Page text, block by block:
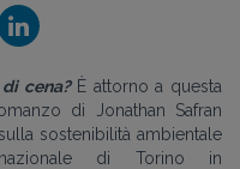
cena? È attorno a questa
di Jonathan Safran
sostenibilità ambientale
di Torino in